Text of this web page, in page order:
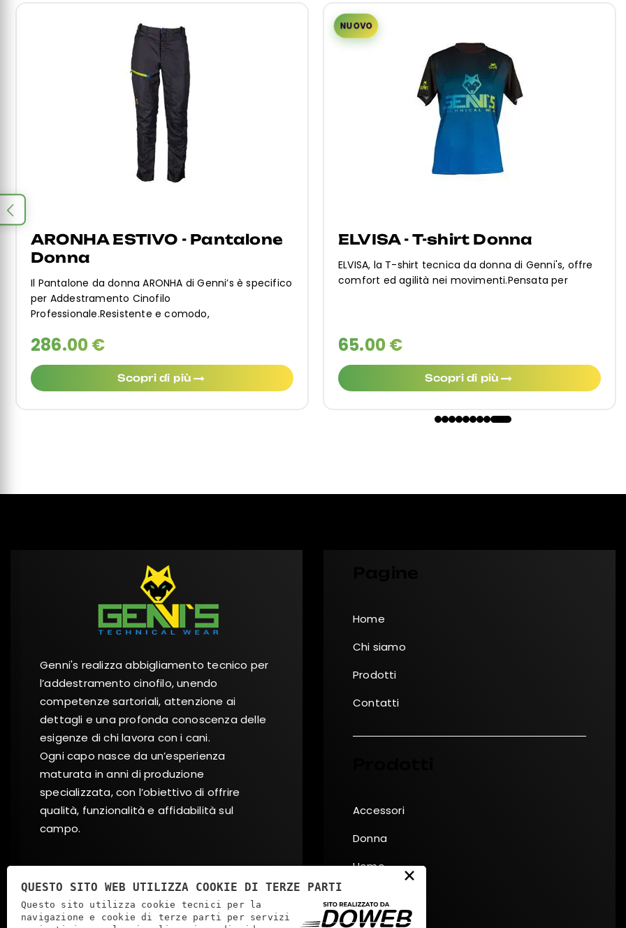
ARONHA ESTIVO - Pantalone
Donna
Il Pantalone da donna ARONHA di Genni’s è specifico
per Addestramento Cinofilo
Professionale.Resistente e comodo,
286.00 €
Scopri di più
NUOVO
ELVISA - T-shirt Donna
ELVISA, la T-shirt tecnica da donna di Genni's, offre
comfort ed agilità nei movimenti.Pensata per
65.00 €
Scopri di più
Genni's realizza abbigliamento tecnico per
l’addestramento cinofilo, unendo
competenze sartoriali, attenzione ai
dettagli e una profonda conoscenza delle
esigenze di chi lavora con i cani.
Ogni capo nasce da un’esperienza
maturata in anni di produzione
specializzata, con l’obiettivo di offrire
qualità, funzionalità e affidabilità sul
campo.
Social
FACEBOOK INSTAGRAM
Home
Chi siamo
Prodotti
Contatti
Accessori
Donna
Uomo
×
QUESTO SITO WEB UTILIZZA COOKIE DI TERZE PARTI
Questo sito utilizza cookie tecnici per la
navigazione e cookie di terze parti per servizi